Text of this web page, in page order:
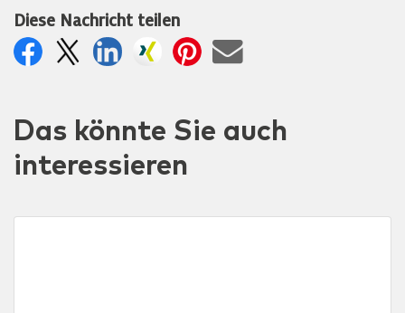
Diese Nachricht teilen
Das könnte Sie auch
interessieren